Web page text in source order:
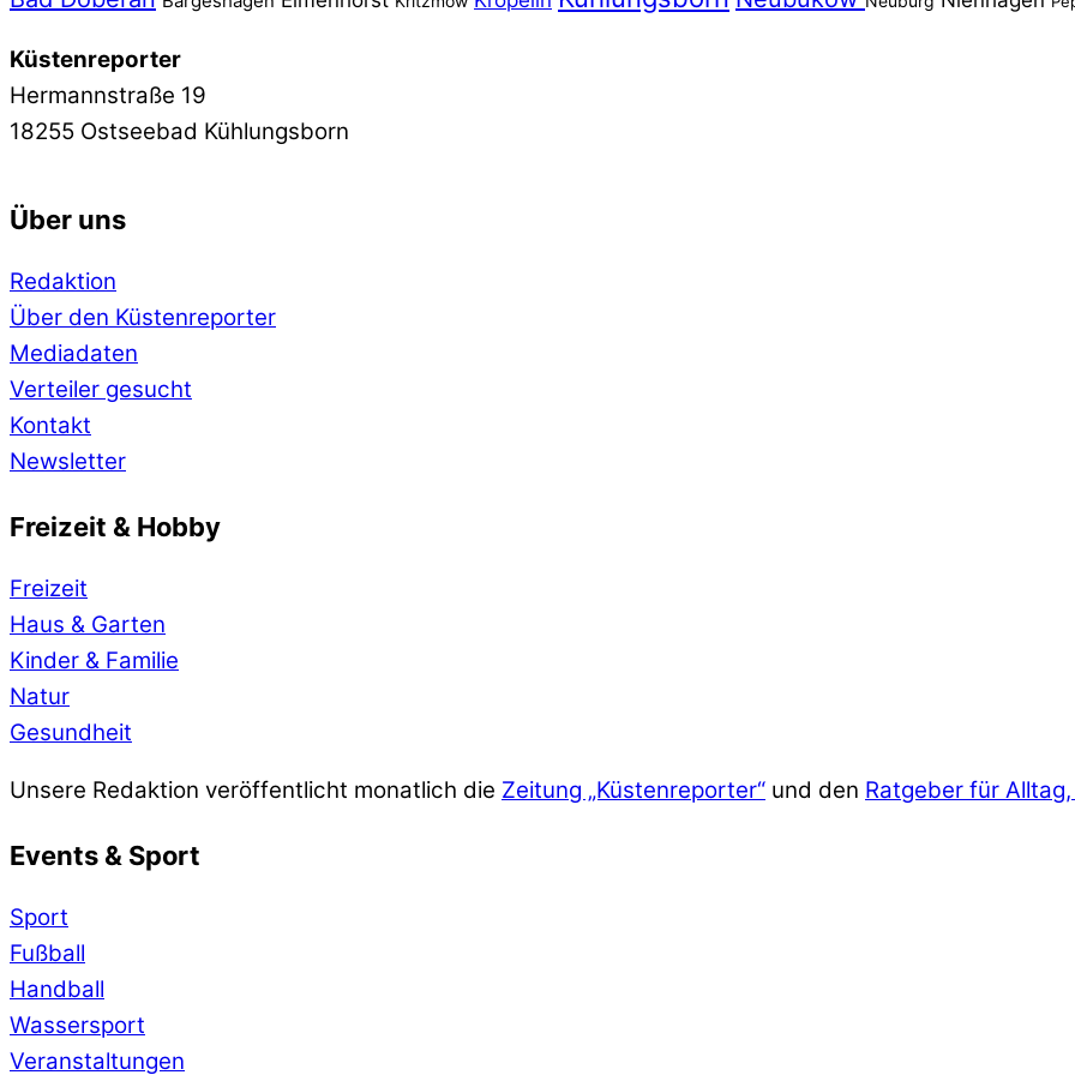
Küstenreporter
Hermannstraße 19
18255 Ostseebad Kühlungsborn
Über uns
Redaktion
Über den Küstenreporter
Mediadaten
Verteiler gesucht
Kontakt
Newsletter
Freizeit & Hobby
Freizeit
Haus & Garten
Kinder & Familie
Natur
Gesundheit
Unsere Redaktion veröffentlicht monatlich die Zeitung „Küstenreporter“ und den Ratgeber für
Events & Sport
Sport
Fußball
Handball
Wassersport
Veranstaltungen